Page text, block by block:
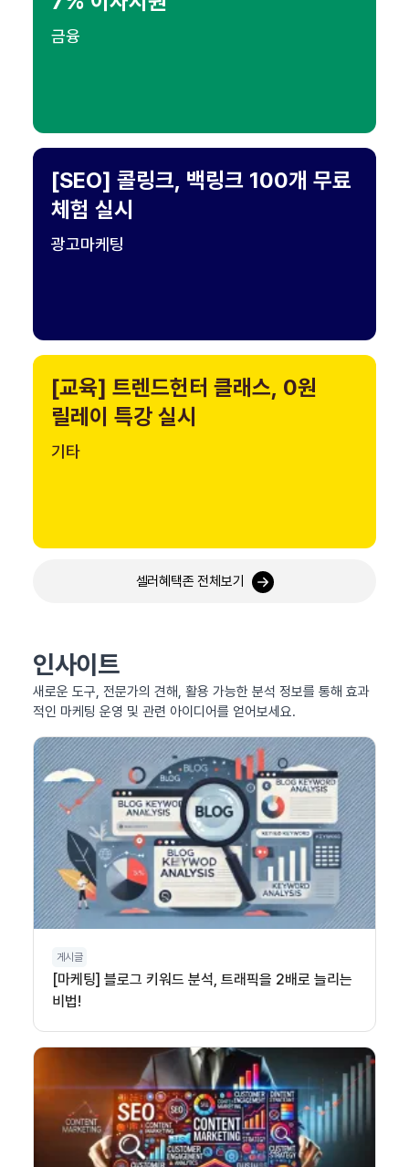
금융
[SEO] 콜링크, 백링크 100개 무료
체험 실시
광고마케팅
[교육] 트렌드헌터 클래스, 0원
릴레이 특강 실시
기타
셀러혜택존 전체보기
인사이트
새로운 도구, 전문가의 견해, 활용 가능한 분석 정보를 통해 효과
적인 마케팅 운영 및 관련 아이디어를 얻어보세요.
게시글
[마케팅] 블로그 키워드 분석, 트래픽을 2배로 늘리는
비법!